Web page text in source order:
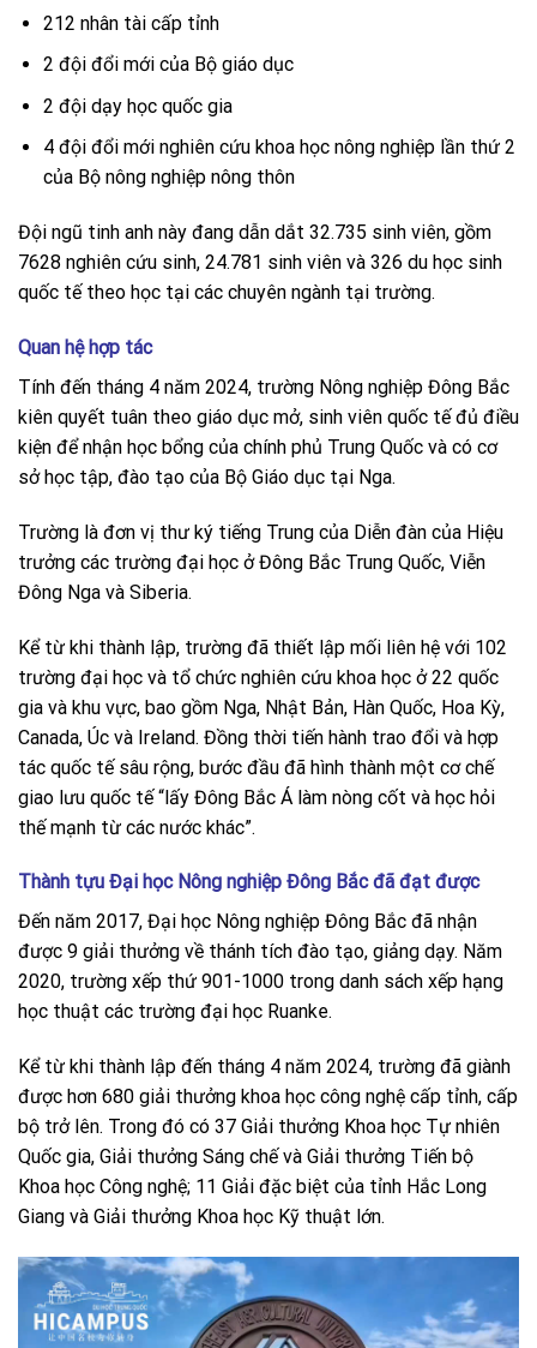
212 nhân tài cấp tỉnh
2 đội đổi mới của Bộ giáo dục
2 đội dạy học quốc gia
4 đội đổi mới nghiên cứu khoa học nông nghiệp lần thứ 2
của Bộ nông nghiệp nông thôn
Đội ngũ tinh anh này đang dẫn dắt 32.735 sinh viên, gồm
7628 nghiên cứu sinh, 24.781 sinh viên và 326 du học sinh
quốc tế theo học tại các chuyên ngành tại trường.
Quan hệ hợp tác
Tính đến tháng 4 năm 2024, trường Nông nghiệp Đông Bắc
kiên quyết tuân theo giáo dục mở, sinh viên quốc tế đủ điều
kiện để nhận học bổng của chính phủ Trung Quốc và có cơ
sở học tập, đào tạo của Bộ Giáo dục tại Nga.
Trường là đơn vị thư ký tiếng Trung của Diễn đàn của Hiệu
trưởng các trường đại học ở Đông Bắc Trung Quốc, Viễn
Đông Nga và Siberia.
Kể từ khi thành lập, trường đã thiết lập mối liên hệ với 102
trường đại học và tổ chức nghiên cứu khoa học ở 22 quốc
gia và khu vực, bao gồm Nga, Nhật Bản, Hàn Quốc, Hoa Kỳ,
Canada, Úc và Ireland. Đồng thời tiến hành trao đổi và hợp
tác quốc tế sâu rộng, bước đầu đã hình thành một cơ chế
giao lưu quốc tế “lấy Đông Bắc Á làm nòng cốt và học hỏi
thế mạnh từ các nước khác”.
Thành tựu Đại học Nông nghiệp Đông Bắc đã đạt được
Đến năm 2017, Đại học Nông nghiệp Đông Bắc đã nhận
được 9 giải thưởng về thánh tích đào tạo, giảng dạy. Năm
2020, trường xếp thứ 901-1000 trong danh sách xếp hạng
học thuật các trường đại học Ruanke.
Kể từ khi thành lập đến tháng 4 năm 2024, trường đã giành
được hơn 680 giải thưởng khoa học công nghệ cấp tỉnh, cấp
bộ trở lên. Trong đó có 37 Giải thưởng Khoa học Tự nhiên
Quốc gia, Giải thưởng Sáng chế và Giải thưởng Tiến bộ
Khoa học Công nghệ; 11 Giải đặc biệt của tỉnh Hắc Long
Giang và Giải thưởng Khoa học Kỹ thuật lớn.